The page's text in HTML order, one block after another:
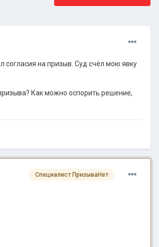
согласия на призыв. Суд счёл мою явку
Как можно оспорить решение,
Специалист ПризываНет